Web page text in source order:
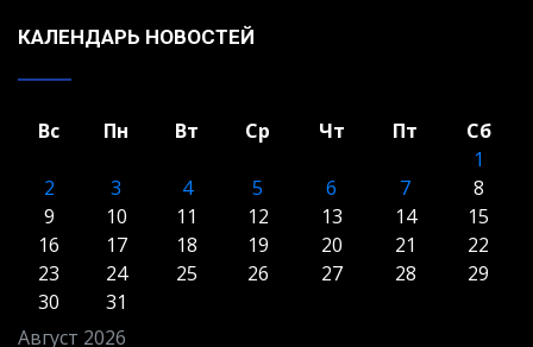
КАЛЕНДАРЬ НОВОСТЕЙ
Август 2026
Вс Пн Вт Ср Чт Пт
Сб
1
2
3 4 5 6 7
8
9
10 11 12 13 14
15
16
17 18 19 20 21
22
23
24 25 26 27 28
29
30
31